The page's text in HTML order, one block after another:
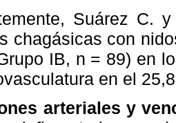
Suárez C.
chagásicas con
IB, n = 89) en
en el
arteriales y